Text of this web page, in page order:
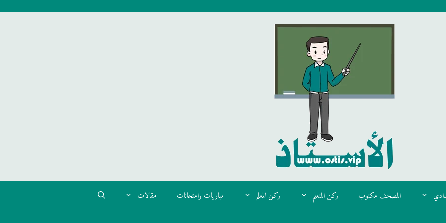
المصحف مكتوب ركن المتعلم ركن المعلم مباريات وامتحانات مقالات